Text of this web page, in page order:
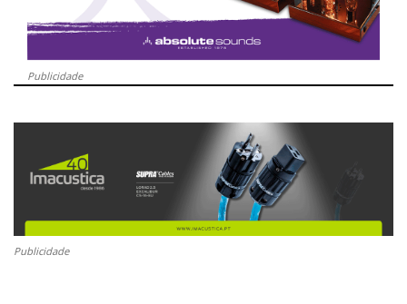
Publicidade
Publicidade